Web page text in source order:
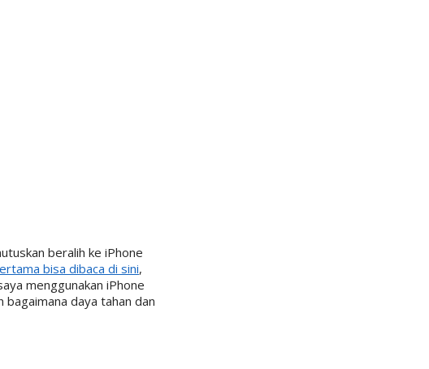
beralih ke iPhone
bisa dibaca di sini,
menggunakan iPhone
bagaimana daya tahan dan